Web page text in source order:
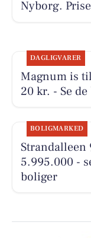
Nyborg.
DAGLIGVARER
Magnum is
20 kr. - Se
BOLIGMARKED
5.995.000 -
boliger